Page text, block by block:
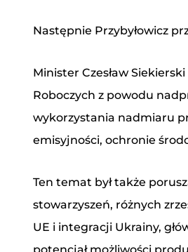
Następnie Przybyłowicz
Minister Czesław
Roboczych z powodu
wykorzystania nadmiaru
emisyjności, ochronie
Ten temat był także
stowarzyszeń, różnych
UE i integracji Ukrainy,
Wyślij